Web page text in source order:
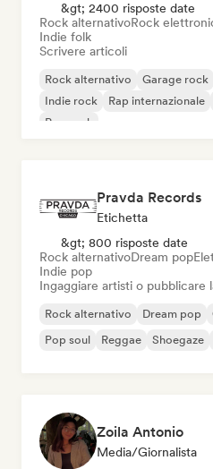
&gt; 2400 risposte date
Rock alternativoRock
Indie folk
Scrivere articoli
Rock alternativo Garage rock
Indie rock
Rap internazionale
Pop rock
Pravda Records
Etichetta
&gt; 800 risposte date
Rock alternativoDream pop
Indie pop
Ingaggiare artisti o pubblicare
Rock alternativo Dream pop
Pop soul
Reggae Shoegaze
Zoila Antonio
Media/Giornalista